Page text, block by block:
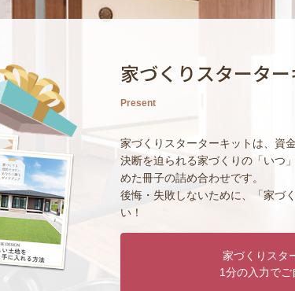
家づくりスタータ
Present
家づくりスターターキットは、資
決断を迫られる家づくりの「いつ
めた冊子の詰め合わせです。
後悔・失敗しないために、「家づ
い！
家づくりスタ
1分の入力で